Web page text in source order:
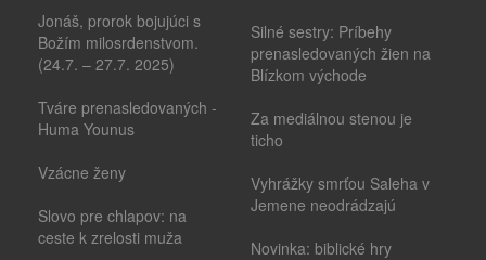
Jonáš, prorok bojujúci s
Božím milosrdenstvom.
(24.7. – 27.7. 2025)
Tváre prenasledovaných -
Huma Younus
Vzácne ženy
Slovo pre chlapov: na
ceste k zrelosti muža
Silné sestry: Príbehy
prenasledovaných žien na
Blízkom východe
Za mediálnou stenou je
ticho
Vyhrážky smrťou Saleha v
Jemene neodrádzajú
Novinka: biblické hry